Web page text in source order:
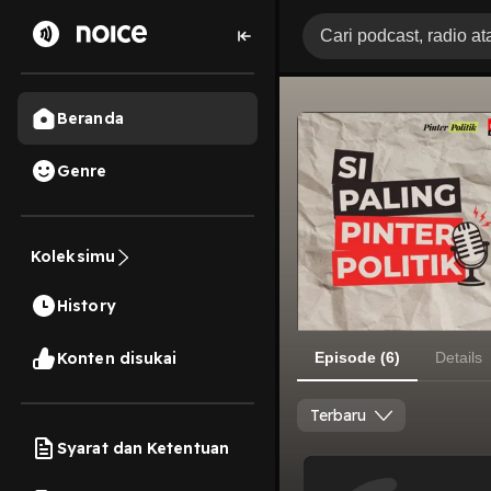
Beranda
Genre
Koleksimu
History
Konten disukai
Syarat dan Ketentuan
Episode (6) Details
Terbaru